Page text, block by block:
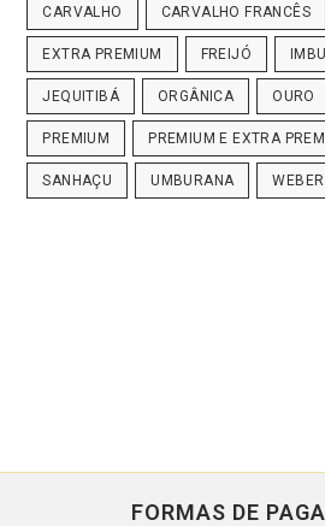
CARVALHO CARVALHO FRANCÊS
EXTRA PREMIUM FREIJÓ
JEQUITIBÁ ORGÂNICA OURO
PREMIUM PREMIUM E EXTRA
SANHAÇU UMBURANA
FORMAS DE